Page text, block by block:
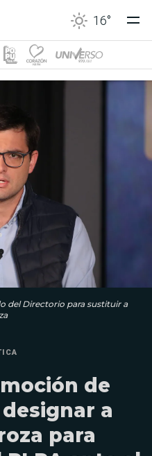
16°
del Directorio para sustituir a
de
a
para